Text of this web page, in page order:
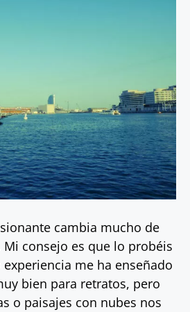
cambia mucho de
Mi consejo es que lo probéis
me ha enseñado
bien para retratos, pero
o paisajes con nubes nos